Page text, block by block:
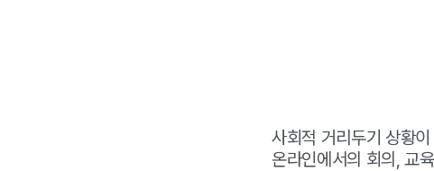
사회적 거리두기 상황
온라인에서의 회의, 교